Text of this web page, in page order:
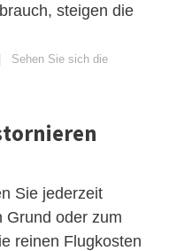
steigen die
Sehen Sie sich die
Sie jederzeit
Grund oder zum
reinen Flugkosten